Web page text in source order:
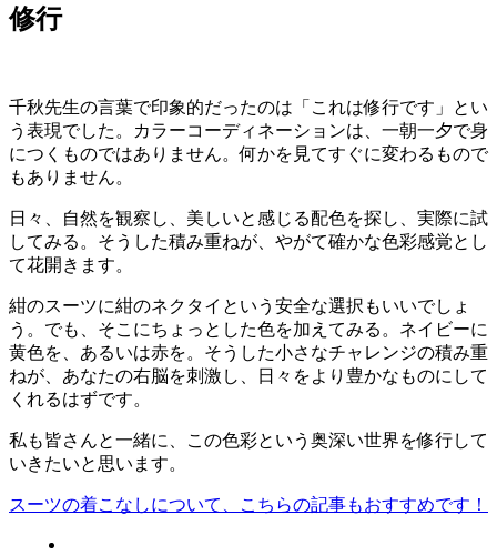
修行
千秋先生の言葉で印象的だったのは「これは修行です」とい
う表現でした。カラーコーディネーションは、一朝一夕で身
につくものではありません。何かを見てすぐに変わるもので
もありません。
日々、自然を観察し、美しいと感じる配色を探し、実際に試
してみる。そうした積み重ねが、やがて確かな色彩感覚とし
て花開きます。
紺のスーツに紺のネクタイという安全な選択もいいでしょ
う。でも、そこにちょっとした色を加えてみる。ネイビーに
黄色を、あるいは赤を。そうした小さなチャレンジの積み重
ねが、あなたの右脳を刺激し、日々をより豊かなものにして
くれるはずです。
私も皆さんと一緒に、この色彩という奥深い世界を修行して
いきたいと思います。
スーツの着こなしについて、こちらの記事もおすすめです！